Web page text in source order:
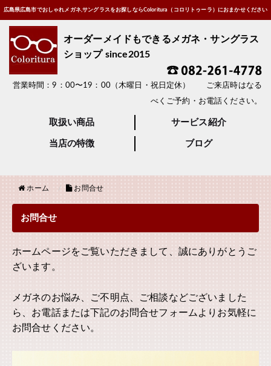
広島県広島市でおしゃれメガネ,サングラスをお探しならColoritura（コロリトゥーラ）におまかせください
オーダーメイドもできるメガネ・サングラス
ショップ since2015
営業時間：9：00〜19：00（木曜日・祝日定休） ご来店時はなる
べくご予約・お電話ください。
取扱い商品 サービス紹介
当店の特徴 ブログ
ホーム お問合せ
お問合せ
ホームページをご覧いただきまして、誠にありがとうご
ざいます。
メガネのお悩み、ご不明点、ご相談などございました
ら、お電話または下記のお問合せフォームよりお気軽に
お問合せください。